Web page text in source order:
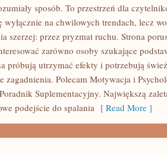
sposób. To przestrzeń dla
wyłącznie na chwilowych trendach, lecz
szerzej: przez pryzmat ruchu. Strona
zarówno osoby szukające
próbują utrzymać efekty i potrzebują
zagadnienia. Polecam Motywacja i
Suplementacyjny. Największą
podejście do spalania [ Read More ]